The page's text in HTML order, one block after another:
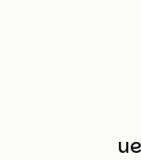
Autres